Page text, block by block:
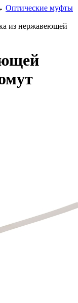
Оптические муфты
из нержавеющей